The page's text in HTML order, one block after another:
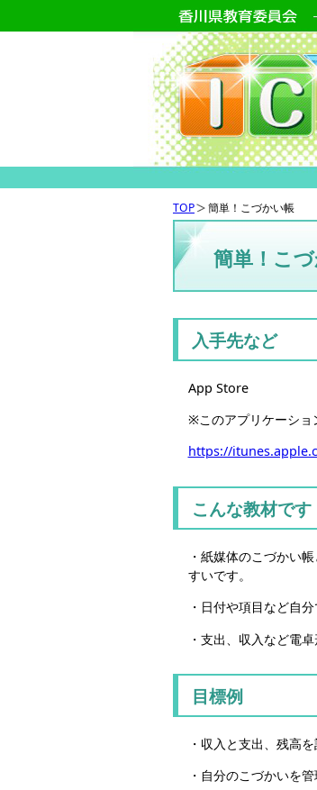
TOP 簡単！こづかい帳
簡単！こ
入手先など
App Store
※このアプリケーシ
https://
こんな教材です
・紙媒体のこづかい
すいです。
・日付や項目など自
・支出、収入など電
目標例
・収入と支出、残高を
・自分のこづかいを管